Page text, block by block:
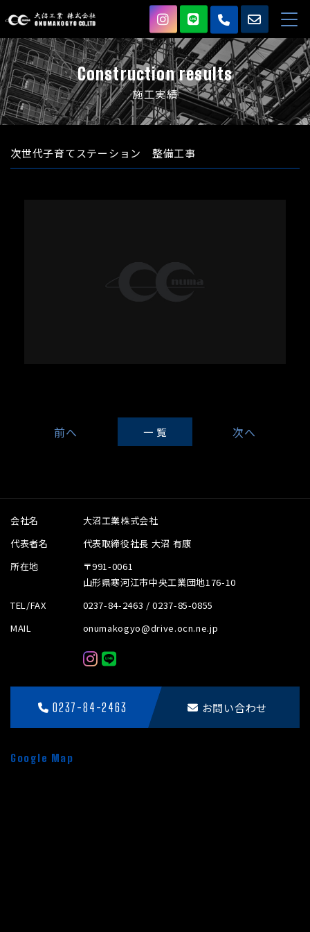
Construction results
施工実績
次世代子育てステーション 整備工事
一 覧
会社名
大沼工業株式会社
代表者名
代表取締役社長 大沼 有康
所在地
〒991-0061
山形県寒河江市中央工業団地176-10
TEL/FAX
0237-84-2463 / 0237-85-0855
MAIL
onumakogyo@drive.ocn.ne.jp
0237-84-2463 お問い合わせ
Google Map